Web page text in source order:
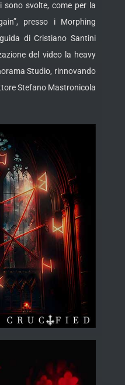
sono svolte, come per la
presso i Morphing
di Cristiano Santini
del video la heavy
Studio, rinnovando
Stefano Mastronicola